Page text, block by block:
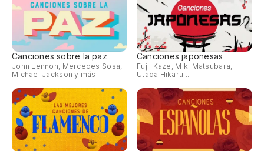
Canciones sobre la paz
John Lennon, Mercedes Sosa,
Michael Jackson y más
Canciones japonesas
Fujii Kaze, Miki Matsubara,
Utada Hikaru...